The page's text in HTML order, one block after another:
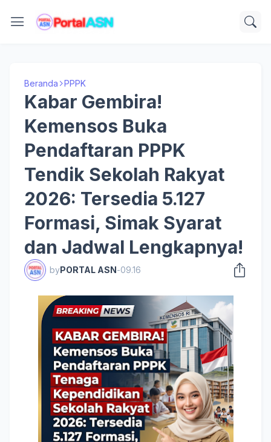
Beranda PPPK
Kabar Gembira!
Kemensos Buka
Pendaftaran PPPK
Tendik Sekolah Rakyat
2026: Tersedia 5.127
Formasi, Simak Syarat
dan Jadwal Lengkapnya!
byPORTAL ASN-09.16